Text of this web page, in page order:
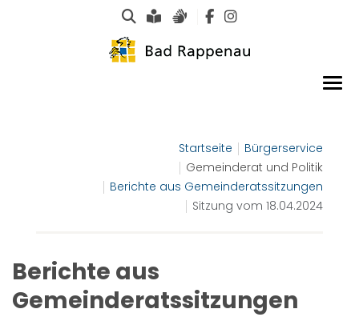
Suche
Leichte Sprache
Gebärdensprachen
Startseite
Bürgerservice
Gemeinderat und Politik
Berichte aus Gemeinderatssitzungen
Sitzung vom 18.04.2024
Berichte aus
Gemeinderatssitzungen